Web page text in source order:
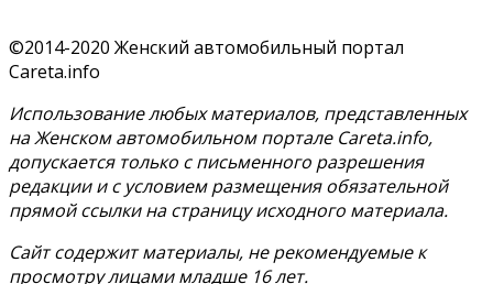
©2014-2020 Женский автомобильный портал
Careta.info
Использование любых материалов, представленных
на Женском автомобильном портале Careta.info,
допускается только с письменного разрешения
редакции и с условием размещения обязательной
прямой ссылки на страницу исходного материала.
Сайт содержит материалы, не рекомендуемые к
просмотру лицами младше 16 лет.